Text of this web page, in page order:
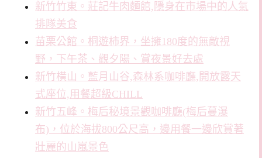
新竹竹東。莊記牛肉麵館,隱身在市場中的人氣
排隊美食
苗栗公館。桐遊柿界，坐擁180度的無敵視
野，下午茶、觀夕陽、賞夜景好去處
新竹橫山。藍月山谷,森林系咖啡廳,開放露天
式座位,用餐超級CHILL
新竹五峰。梅后秘境景觀咖啡廳(梅后蔓瀑
布)，位於海拔800公尺高，邊用餐一邊欣賞著
壯麗的山嵐景色